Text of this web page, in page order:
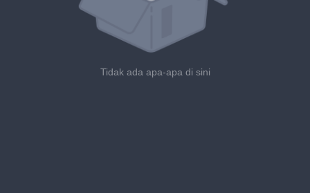
Tidak ada apa-apa di sini